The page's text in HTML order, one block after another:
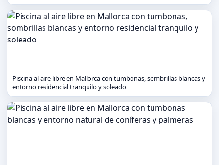
Piscina al aire libre en Mallorca con tumbonas, sombrillas blancas y
entorno residencial tranquilo y soleado